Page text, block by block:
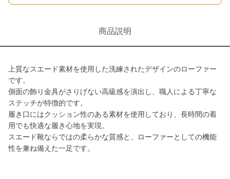
商品説明
上質なスエード素材を使用した洗練されたデザインのローファー
です。
側面の飾り金具がさりげない高級感を演出し、職人による丁寧な
ステッチが特徴的です。
履き口にはクッション性のある素材を使用しており、長時間の着
用でも快適な履き心地を実現。
スエード靴ならではの柔らかな質感と、ローファーとしての機能
性を兼ね備えた一足です。